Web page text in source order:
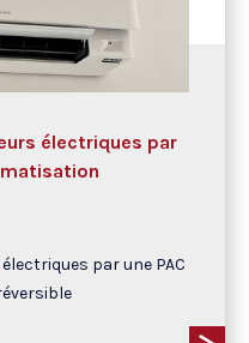
électriques par
par une PAC